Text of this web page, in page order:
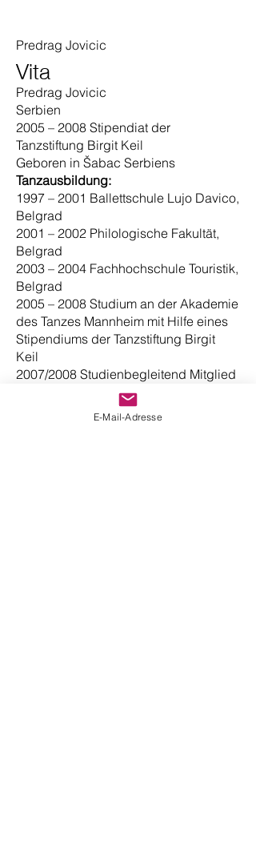
Predrag Jovicic
Vita
Predrag Jovicic
Serbien
2005 – 2008 Stipendiat der
Tanzstiftung Birgit Keil
Geboren in Šabac Serbiens
Tanzausbildung:
1997 – 2001 Ballettschule Lujo Davico,
Belgrad
2001 – 2002 Philologische Fakultät,
Belgrad
2003 – 2004 Fachhochschule Touristik,
Belgrad
2005 – 2008 Studium an der Akademie
des Tanzes Mannheim mit Hilfe eines
Stipendiums der Tanzstiftung Birgit
Keil
2007/2008 Studienbegleitend Mitglied
im Ballettstudio am Badischen
Staatstheaters Karlsruhe
E-Mail-Adresse